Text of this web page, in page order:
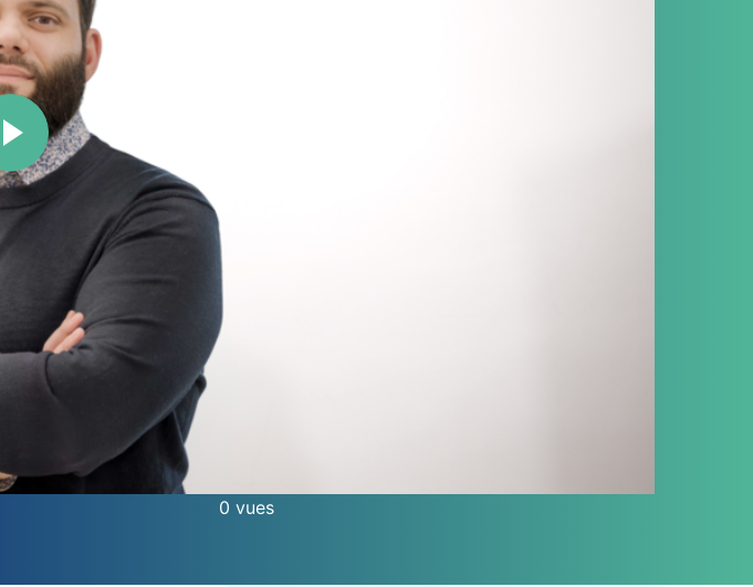
0 vues